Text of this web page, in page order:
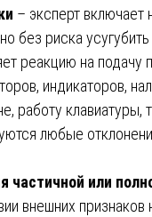
– эксперт включает
без риска
реакцию на подачу
индикаторов,
работу клавиатуры,
любые
частичной или
внешних признаков